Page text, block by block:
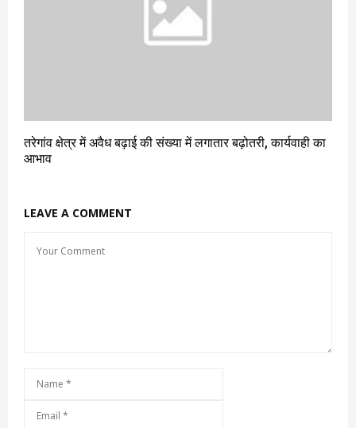
तरेगांव क्षेत्र में अवैध बढ़ाई की संख्या में लगातार बढ़ोतरी, कार्यवाही का
आभाव
LEAVE A COMMENT